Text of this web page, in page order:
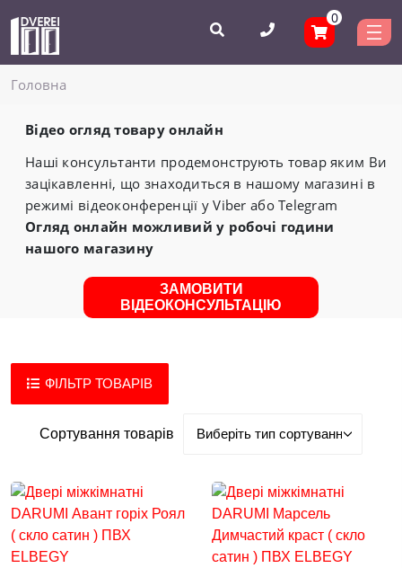
0
Головнa
Відео огляд товару онлайн
Наші консультанти продемонструють товар яким Ви
зацікавленні, що знаходиться в нашому магазині в
режимі відеоконференції у Viber або Telegram
Огляд онлайн можливий у робочі години
нашого магазину
ЗАМОВИТИ
ВІДЕОКОНСУЛЬТАЦІЮ
ФІЛЬТР ТОВАРІВ
Сортування товарів